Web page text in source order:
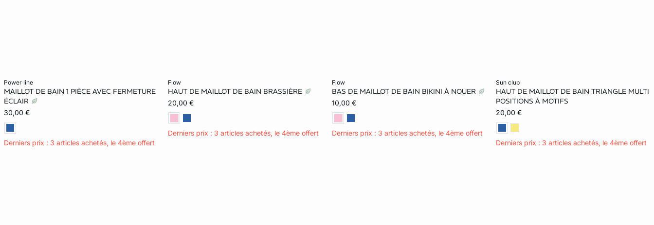
power line
MAILLOT DE BAIN 1 PIÈCE AVEC FERMETURE
ÉCLAIR
30,00 €
Derniers prix : 3 articles achetés, le 4ème offert
42
flow
HAUT DE MAILLOT DE BAIN BRASSIÈRE
20,00 €
Derniers prix : 3 articles achetés, le 4ème offert
flow
BAS DE MAILLOT DE BAIN BIKINI À NOUER
10,00 €
Derniers prix : 3 articles achetés, le 4ème offert
sun club
HAUT DE MAILLOT DE BAIN TRIANGLE MULTI
POSITIONS À MOTIFS
20,00 €
Derniers prix : 3 articles achetés, le 4ème offert
40 42